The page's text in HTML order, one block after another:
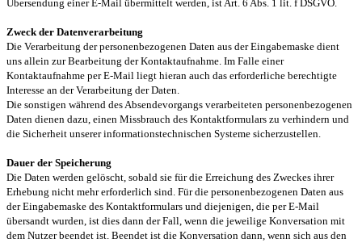
Übersendung einer E-Mail übermittelt werden, ist Art. 6 Abs. 1 lit. f DSGVO.
Zweck der Datenverarbeitung
Die Verarbeitung der personenbezogenen Daten aus der Eingabemaske dient
uns allein zur Bearbeitung der Kontaktaufnahme. Im Falle einer
Kontaktaufnahme per E-Mail liegt hieran auch das erforderliche berechtigte
Interesse an der Verarbeitung der Daten.
Die sonstigen während des Absendevorgangs verarbeiteten personenbezogenen
Daten dienen dazu, einen Missbrauch des Kontaktformulars zu verhindern und
die Sicherheit unserer informationstechnischen Systeme sicherzustellen.
Dauer der Speicherung
Die Daten werden gelöscht, sobald sie für die Erreichung des Zweckes ihrer
Erhebung nicht mehr erforderlich sind. Für die personenbezogenen Daten aus
der Eingabemaske des Kontaktformulars und diejenigen, die per E-Mail
übersandt wurden, ist dies dann der Fall, wenn die jeweilige Konversation mit
dem Nutzer beendet ist. Beendet ist die Konversation dann, wenn sich aus den